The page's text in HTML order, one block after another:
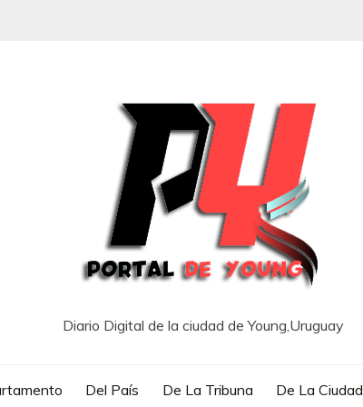
Diario Digital de la ciudad de Young,Uruguay
Del País De La Tribuna De La Ciudad